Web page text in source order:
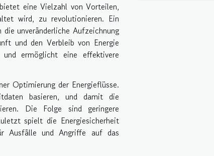
eine Vielzahl von Vorteilen,
wird, zu revolutionieren. Ein
unveränderliche Aufzeichnung
und den Verbleib von Energie
ermöglicht eine effektivere
Optimierung der Energieflüsse.
basieren, und damit die
Die Folge sind geringere
spielt die Energiesicherheit
Ausfälle und Angriffe auf das